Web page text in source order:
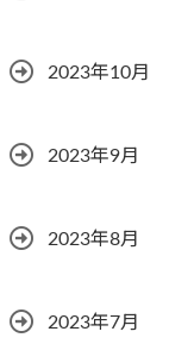
2023年10月
2023年9月
2023年8月
2023年7月